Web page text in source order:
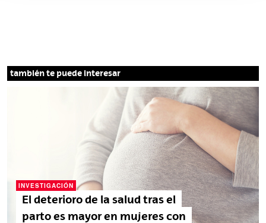
también te puede interesar
INVESTIGACIÓN
El deterioro de la salud tras el
parto es mayor en mujeres con